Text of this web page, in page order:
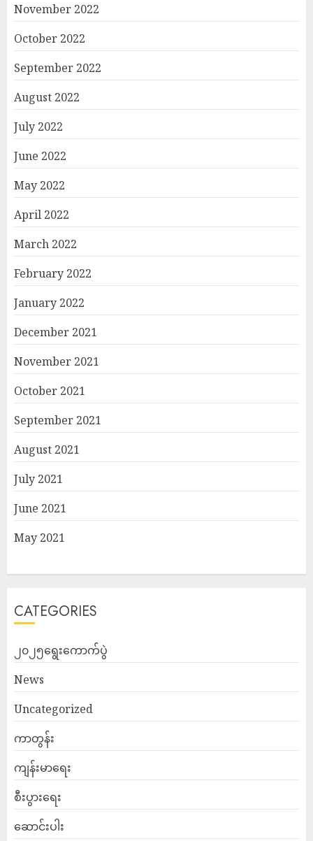
November 2022
October 2022
September 2022
August 2022
July 2022
June 2022
May 2022
April 2022
March 2022
February 2022
January 2022
December 2021
November 2021
October 2021
September 2021
August 2021
July 2021
June 2021
May 2021
CATEGORIES
၂၀၂၅ရွေးကောက်ပွဲ
News
Uncategorized
ကာတွန်း
ကျန်းမာရေး
စီးပွားရေး
ဆောင်းပါး